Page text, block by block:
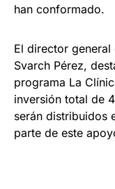
han conformado.
El director general
Svarch Pérez,
programa La
inversión total de
serán distribuidos
parte de este